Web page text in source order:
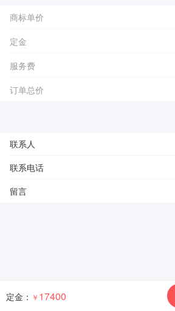
商标单价
定金
服务费
订单总价
联系人
联系电话
留言
定金： ￥ 17400